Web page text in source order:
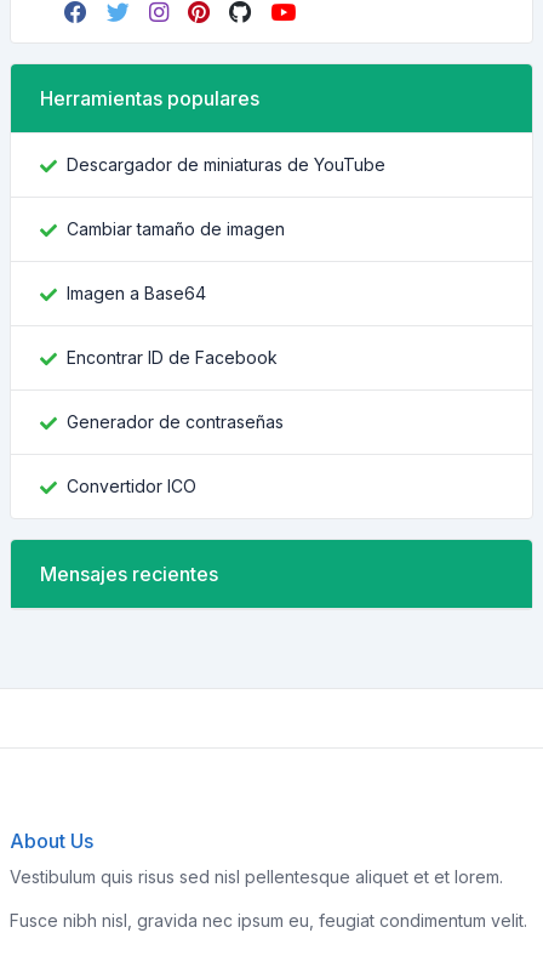
Herramientas populares
Descargador de miniaturas de YouTube
Cambiar tamaño de imagen
Imagen a Base64
Encontrar ID de Facebook
Generador de contraseñas
Convertidor ICO
Mensajes recientes
About Us
Vestibulum quis risus sed nisl pellentesque aliquet et et lorem.
Fusce nibh nisl, gravida nec ipsum eu, feugiat condimentum velit.